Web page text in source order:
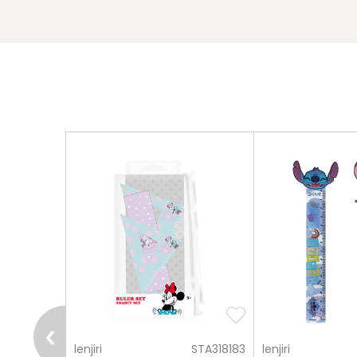
STA131482 lenjiri STA318183 lenjiri